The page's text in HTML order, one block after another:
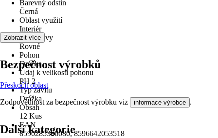
Barevný odstín
Černá
Oblast využití
Interiér
Tvar hlavy
Rovné
Pohon
Drážka
Údaj k velikosti pohonu
PH 2
Typ závitu
Drážka
Obsah
12 Kus
EAN
8590285366080, 8596642053518
Zobrazit více
Bezpečnost výrobků
Přeskočit oblast
Zodpovědnost za bezpečnost výrobku viz informace výrobce .
Další kategorie